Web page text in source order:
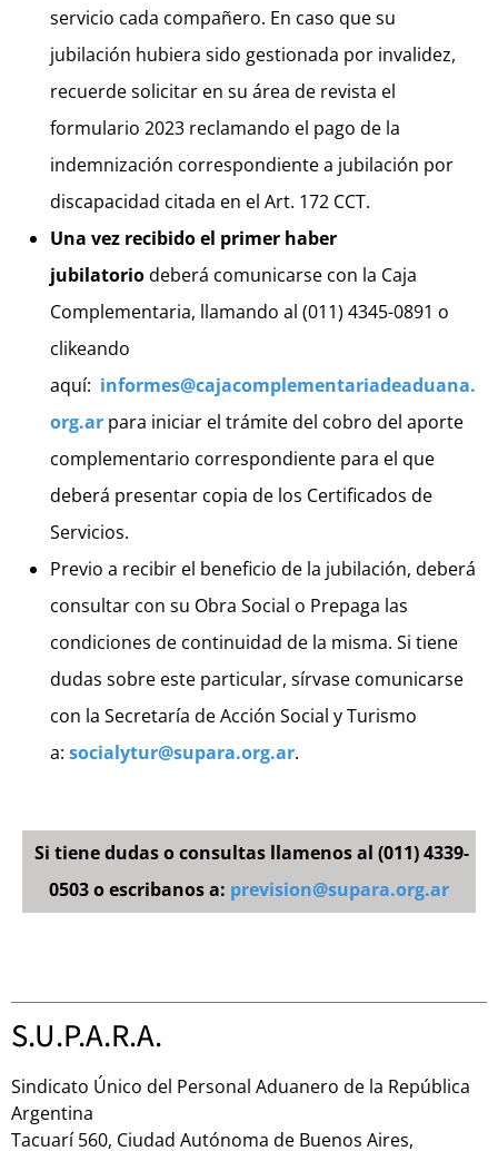
servicio cada compañero. En caso que su
jubilación hubiera sido gestionada por invalidez,
recuerde solicitar en su área de revista el
formulario 2023 reclamando el pago de la
indemnización correspondiente a jubilación por
discapacidad citada en el Art. 172 CCT.
Una vez recibido el primer haber
jubilatoriodeberá comunicarse con la Caja
Complementaria, llamando al (011) 4345-0891 o
clikeando
aquí: informes@cajacomplementariadeaduana.
org.ar para iniciar el trámite del cobro del aporte
complementario correspondiente para el que
deberá presentar copia de los Certificados de
Servicios.
Previo a recibir el beneficio de la jubilación, deberá
consultar con su Obra Social o Prepaga las
condiciones de continuidad de la misma. Si tiene
dudas sobre este particular, sírvase comunicarse
con la Secretaría de Acción Social y Turismo
a: socialytur@supara.org.ar.
Si tiene dudas o consultas llamenos al (011) 4339-
0503 o escribanos a: prevision@supara.org.ar
S.U.P.A.R.A.
Sindicato Único del Personal Aduanero de la República
Argentina
Tacuarí 560, Ciudad Autónoma de Buenos Aires,